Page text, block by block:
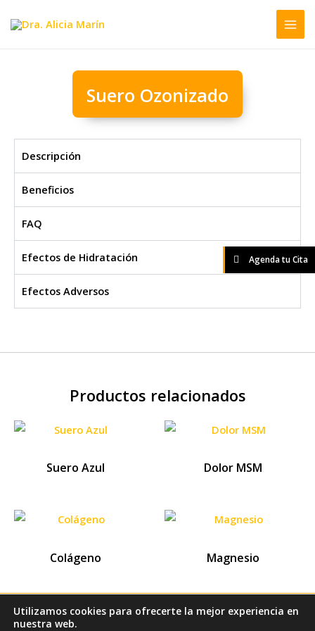
Suero Ozonizado
Descripción
Beneficios
FAQ
Efectos de Hidratación
Efectos Adversos
Agenda tu Cita
Productos relacionados
Suero Azul Dolor MSM
Colágeno Magnesio
Derechos Reservados 2026 Dra. Alicia Marín
Utilizamos cookies para ofrecerte la mejor experiencia en
nuestra web.